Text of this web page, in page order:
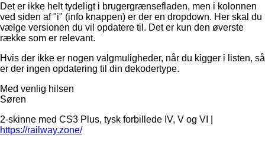
Det er ikke helt tydeligt i brugergrænsefladen, men i kolonnen
ved siden af "i" (info knappen) er der en dropdown. Her skal du
vælge versionen du vil opdatere til. Det er kun den øverste
række som er relevant.
Hvis der ikke er nogen valgmuligheder, når du kigger i listen, så
er der ingen opdatering til din dekodertype.
Med venlig hilsen
Søren
2-skinne med CS3 Plus, tysk forbillede IV, V og VI |
https://railway.zone/